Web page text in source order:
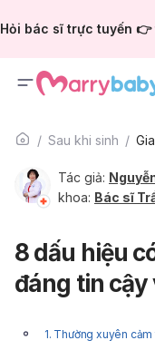
Hỏi bác sĩ trực tuyến 👉
Sau khi sinh
Tác giả:
khoa: Bác sĩ
8 dấu hiệu
đáng tin
1. Thường xuyên